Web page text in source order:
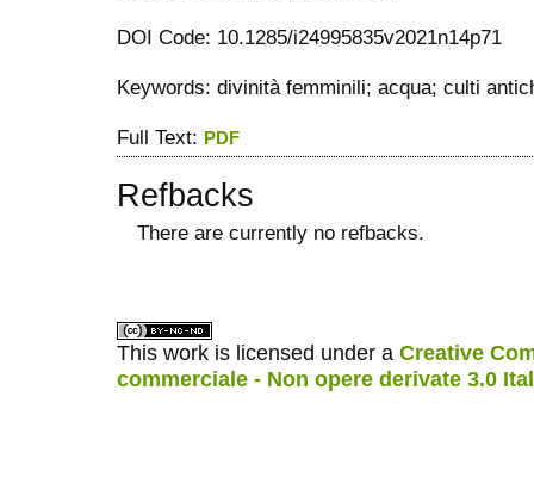
DOI Code: 10.1285/i24995835v2021n14p71
Keywords: divinità femminili; acqua; culti
Full Text: PDF
Refbacks
There are currently no refbacks.
This work is licensed under a Creative
commerciale - Non opere derivate 3.0